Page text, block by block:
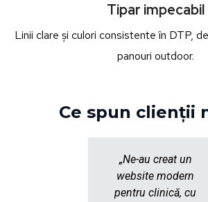
Tipar impecabil
Linii clare și culori consistente în DTP,
panouri outdoor.
Ce spun clienții
„Ne-au creat un
website modern
pentru clinică, cu